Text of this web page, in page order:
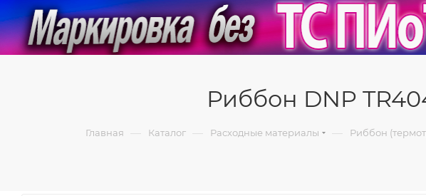
Риббон DNP
Главная — Каталог — Расходные материалы — Риббон